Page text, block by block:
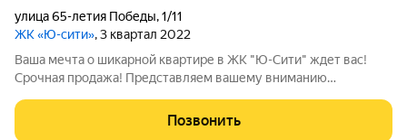
улица 65-летия Победы,1/11
ЖК «Ю-сити», 3 квартал 2022
Ваша мечта о шикарной квартире в ЖК "Ю-Сити" ждет вас!
Срочная продажа! Представляем вашему вниманию
расположенную на 8-м этаже современного 10-этажного
кирпичного дома в престижном жилом
Позвонить